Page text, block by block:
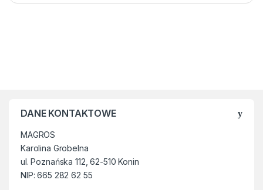
DANE KONTAKTOWE
MAGROS
Karolina Grobelna
ul. Poznańska 112, 62-510 Konin
NIP: 665 282 62 55